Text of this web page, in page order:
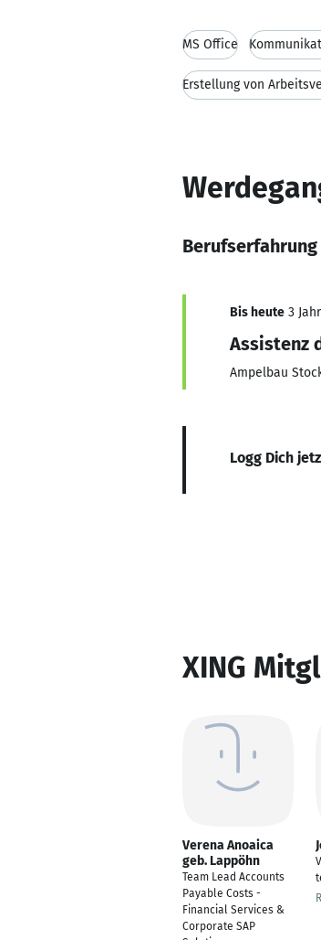
MS Office
Erstellung von
Bis heute 3
Assistenz
Ampelbau
Logg Dich
XING
Verena Anoaica
geb. Lappöhn
Team Lead Accounts
Payable Costs -
Financial Services &
Corporate SAP